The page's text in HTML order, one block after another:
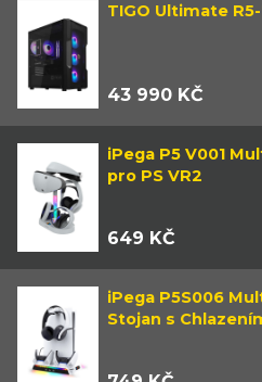
TIGO Ultimate
43 990 KČ
iPega P5 V001
pro PS VR2
649 KČ
iPega P5S006
Stojan s